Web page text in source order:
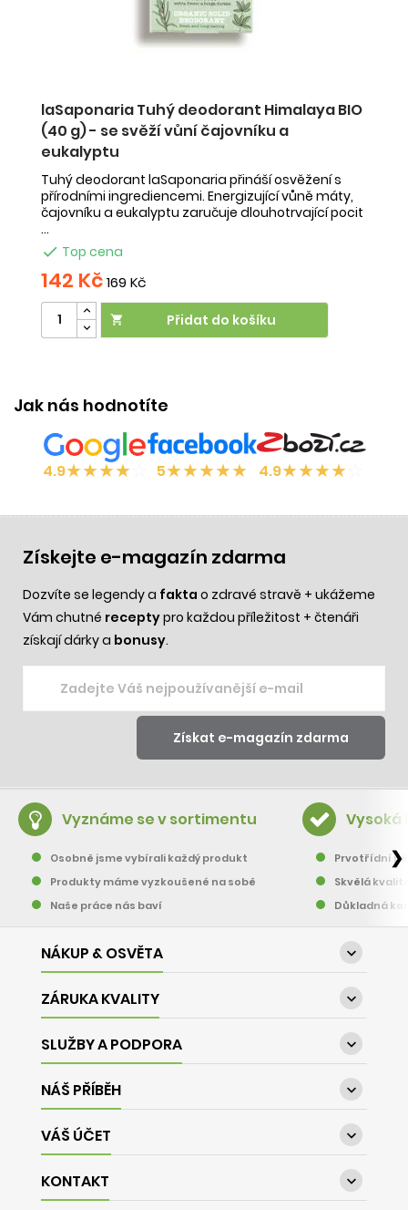
laSaponaria Tuhý deodorant Himalaya BIO
(40 g) - se svěží vůní čajovníku a
eukalyptu
Tuhý deodorant laSaponaria přináší osvěžení s
přírodními ingrediencemi. Energizující vůně máty,
čajovníku a eukalyptu zaručuje dlouhotrvající pocit
...
 Top cena
142 Kč169 Kč
 Přidat do košíku
Jak nás hodnotíte
4.9★★★★ 5★★★★★ 4.9★★★★
Získejte e-magazín zdarma
Dozvíte se legendy a fakta o zdravé stravě + ukážeme
Vám chutné receptypro každou příležitost + čtenáři
získají dárky a bonusy.
Vyznáme se v sortimentu
Osobně jsme vybírali každý produkt
Produkty máme vyzkoušené na sobě
Naše práce nás baví
Vysoká
Prvotřídní
Skvělá
Důkladná
❯
NÁKUP & OSVĚTA 
ZÁRUKA KVALITY 
SLUŽBY A PODPORA 
NÁŠ PŘÍBĚH 
VÁŠ ÚČET 
KONTAKT 